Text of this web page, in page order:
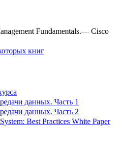
Fundamentals.— Cisco
книг
данных. Часть 1
данных. Часть 2
Best Practices White Paper